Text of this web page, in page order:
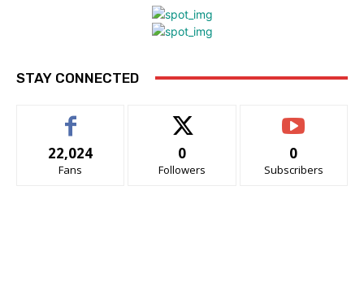
STAY CONNECTED
22,024
Fans
0
Followers
0
Subscribers